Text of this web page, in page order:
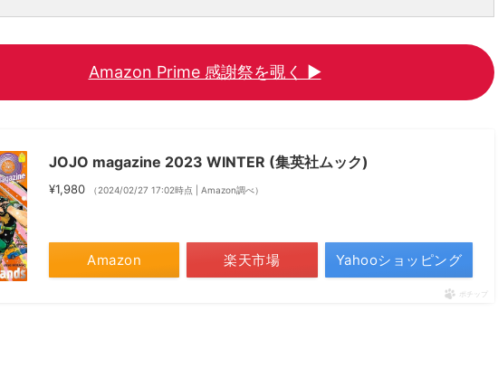
Amazon Prime 感謝祭を覗く ▶
JOJO magazine 2023 WINTER (集英社ムック)
¥1,980 （2024/02/27 17:02時点 | Amazon調べ）
Amazon 楽天市場 Yahooショッピング
ポチップ